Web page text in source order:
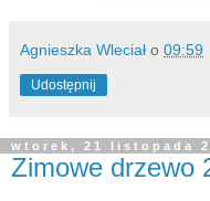
Agnieszka Wleciał o 09:59
Udostępnij
wtorek, 21 listopada
Zimowe drzewo